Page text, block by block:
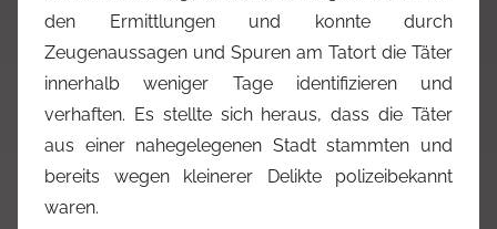
den Ermittlungen und konnte durch
Zeugenaussagen und Spuren am Tatort die Täter
innerhalb weniger Tage identifizieren und
verhaften. Es stellte sich heraus, dass die Täter
aus einer nahegelegenen Stadt stammten und
bereits wegen kleinerer Delikte polizeibekannt
waren.